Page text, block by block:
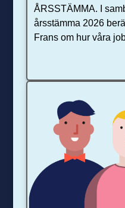
ÅRSSTÄMMA. I
årsstämma 2026
Frans om hur våra